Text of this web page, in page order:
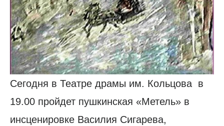
Сегодня в Театре драмы им. Кольцова в
19.00 пройдет пушкинская «Метель» в
инсценировке Василия Сигарева,